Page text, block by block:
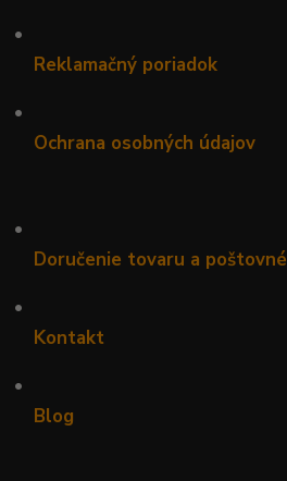
•
Reklamačný poriadok
•
Ochrana osobných údajov
•
Doručenie tovaru a poštovné
•
Kontakt
•
Blog